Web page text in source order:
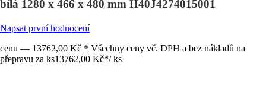
bílá 1280 x 466 x 480 mm H40J4274015001
Napsat první hodnocení
cenu — 13762,00 Kč * Všechny ceny vč. DPH a bez nákladů na
přepravu za ks13762,00 Kč*/ ks